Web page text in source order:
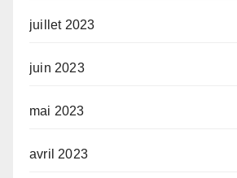
juillet 2023
juin 2023
mai 2023
avril 2023